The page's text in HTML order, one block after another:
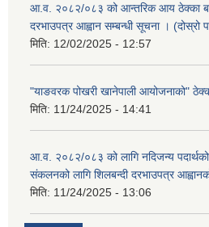
आ.व. २०८२/०८३ को आन्तरिक आय ठेक्का
दरभाउपत्र आह्वान सम्बन्धी सूचना । (दोस्रो
मिति: 12/02/2025 - 12:57
"याङवरक पोखरी खानेपाली आयोजनाको"
मिति: 11/24/2025 - 14:41
आ.व. २०८२/०८३ को लागि नदिजन्य
संकलनको लागि शिलबन्दी दरभाउपत्र
मिति: 11/24/2025 - 13:06